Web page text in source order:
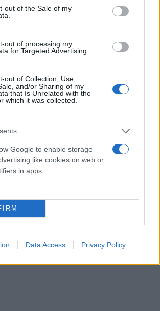
out of the Sale of my
out of processing my
for Targeted Advertising.
out of Collection, Use,
and/or Sharing of my
that Is Unrelated with the
which it was collected.
Google to enable storage
like cookies on web or
in apps.
Data Access Privacy Policy
Κοινωνικής Συνοχής και
στην Ψηφιακή
στον ψηφιακό αποκλεισμό.
σε άτομα άνω των 65
με αναπηρία άνω του 50%,
δυνατότητα να αποκτήσουν
δεξιότητες στην πράξη, από τη
του gov.gr και τις ηλεκτρονικές
τη βασική αξιοποίηση του
υλοποιείται μέσα από
194 Κόμβων Ψηφιακής
καλύπτει 6.500 ηλικιωμένους και